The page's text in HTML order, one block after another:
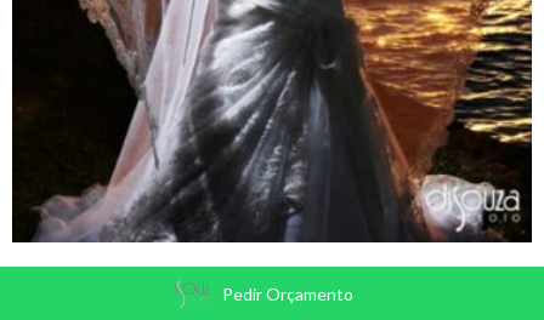
Pedir Orçamento